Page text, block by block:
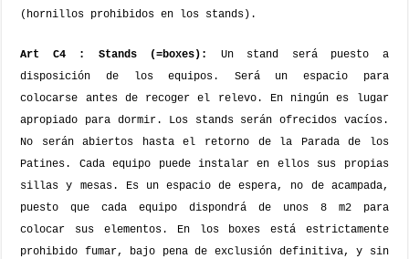
(hornillos prohibidos en los stands).
Art C4 : Stands (=boxes):
Un stand será puesto a
disposición de los equipos. Será un espacio para
colocarse antes de recoger el relevo. En ningún es lugar
apropiado para dormir. Los stands serán ofrecidos vacíos.
No serán abiertos hasta el retorno de la Parada de los
Patines. Cada equipo puede instalar en ellos sus propias
sillas y mesas. Es un espacio de espera, no de acampada,
puesto que cada equipo dispondrá de unos 8 m2 para
colocar sus elementos.
En los boxes está estrictamente
prohibido fumar, bajo pena de exclusión definitiva, y sin